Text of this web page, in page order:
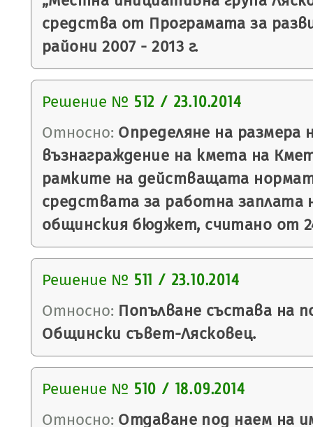
средства от Програмата за
райони 2007 - 2013 г.
Решение № 512 / 23.10.2014
Относно: Определяне на размера
възнаграждение на кмета на
рамките на действащата
средствата за работна заплата
общинския бюджет, считано от
Решение № 511 / 23.10.2014
Относно: Попълване състава на
Общински съвет-Лясковец.
Решение № 510 / 18.09.2014
Относно: Отдаване под наем на